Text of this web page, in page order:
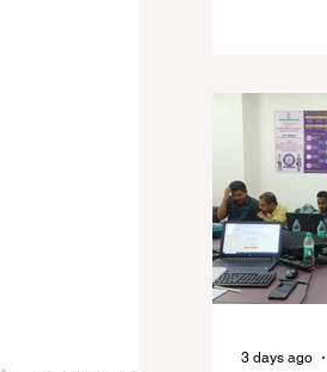
তাঁর পদচ্যুতির
বিধানসভার
সাসপেন্ড
বিধানসভার
উচ্চপর্যায়ের
পালনের
3 days ago